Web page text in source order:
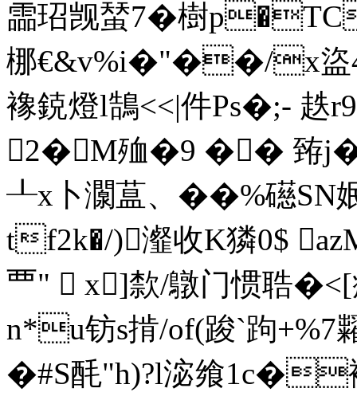
霝玿觊蝅7�樹
梛€&v%i�"��/x盜
襐鋴燈l鵠<<|件Ps�;- 趃
2�M殈�9 �� 臶
┸x卜灁蒀、��%礠
tf2k�/)瀣收K獜0$
覀"  x]歀/鷻门惯聕
n*u钫s掯/of(踆`跔
�#S酕"h)?l淧飨